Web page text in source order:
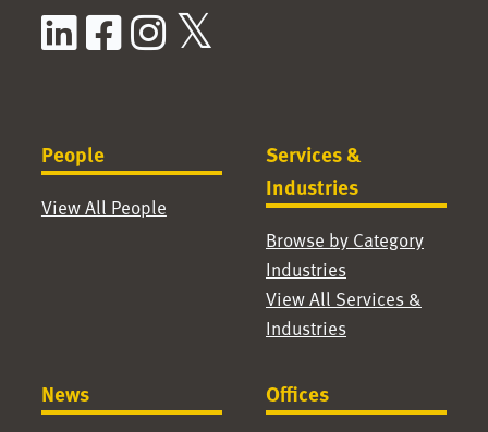
LinkedIn
Facebook
Instagram
People
View All People
Services &
Industries
Browse by Category
Industries
View All Services &
Industries
News Offices